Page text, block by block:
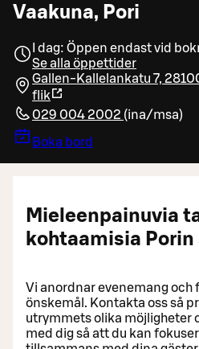
Vaakuna, Pori
I dag: Öppen endast vid
Se alla öppettider
Gallen-Kallelankatu 7,
flik
029 004 2002 (ina/msa)
Boka bord
Mieleenpainuvia
kohtaamisia
Vi anordnar evenemang och
önskemål. Kontakta oss så
utrymmets olika möjligheter
med dig så att du kan